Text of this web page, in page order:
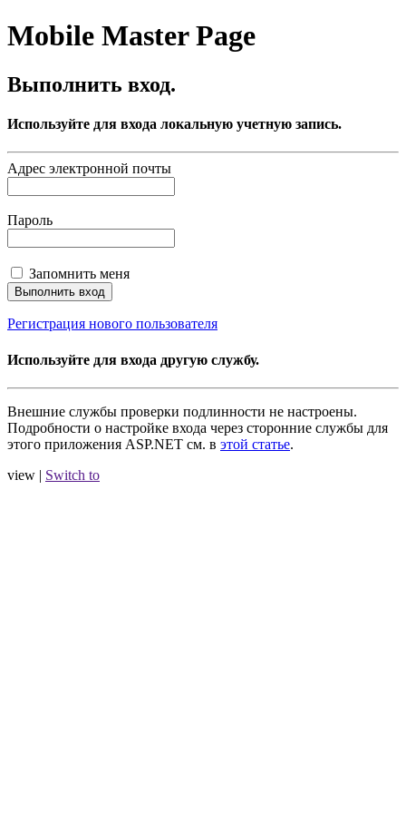
Mobile Master Page
Выполнить вход.
Используйте для входа локальную учетную запись.
Адрес электронной почты
Пароль
Запомнить меня
Регистрация нового пользователя
Используйте для входа другую службу.
Внешние службы проверки подлинности не настроены.
Подробности о настройке входа через сторонние службы для
этого приложения ASP.NET см. в этой статье.
view | Switch to